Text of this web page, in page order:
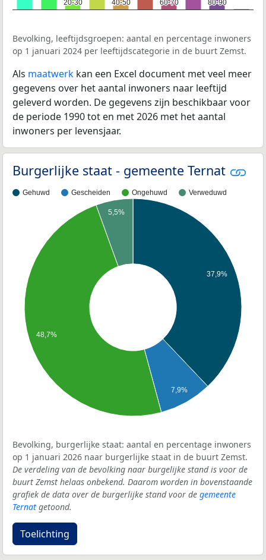
20-30
20-30
40-50
40-50
60-70
60-70
80-90
80-90
Bevolking, leeftijdsgroepen: aantal en percentage inwoners
op 1 januari 2024 per leeftijdscategorie in de buurt Zemst.
Als maatwerk kan een Excel document met veel meer
gegevens over het aantal inwoners naar leeftijd
geleverd worden. De gegevens zijn beschikbaar voor
de periode 1990 tot en met 2026 met het aantal
inwoners per levensjaar.
Burgerlijke staat - gemeente Ternat
Gehuwd Gescheiden Ongehuwd Verweduwd
37,9%
7,9%
5,5%
48,7%
Bevolking, burgerlijke staat: aantal en percentage inwoners
op 1 januari 2026 naar burgerlijke staat in de buurt Zemst.
De verdeling van de bevolking naar burgelijke stand is voor de
buurt Zemst helaas onbekend. Daarom worden in bovenstaande
grafiek de data over de burgerlijke stand voor de gemeente
Ternat getoond.
Toelichting